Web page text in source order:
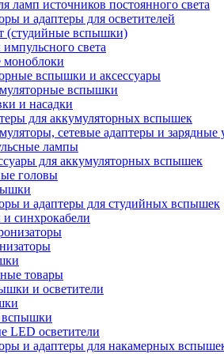
ламп источников постоянного света
и адаптеры для осветителей
(студийные вспышки)
света
вспышки и аксессуары
вспышки
и насадки
для аккумуляторных вспышек
сетевые адаптеры и зарядные
лампы
для аккумуляторных вспышек
головы
и адаптеры для студийных вспышек
синхрокабели
товары
и осветители
вспышки
LED осветители
и адаптеры для накамерных